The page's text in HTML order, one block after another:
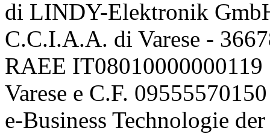
di LINDY-Elektronik
C.C.I.A.A. di Varese -
RAEE
Varese e C.F. 09555570150
e-Business Technologie